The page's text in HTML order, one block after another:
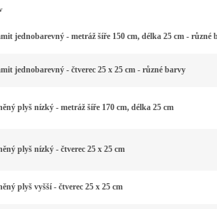
jednobarevný - metráž šíře 150 cm, délka 25 cm - různé
jednobarevný - čtverec 25 x 25 cm - různé barvy
plyš nízký - metráž šíře 170 cm, délka 25 cm
plyš nízký - čtverec 25 x 25 cm
plyš vyšší - čtverec 25 x 25 cm